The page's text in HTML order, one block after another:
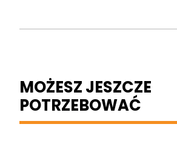
MOŻESZ JESZCZE
POTRZEBOWAĆ